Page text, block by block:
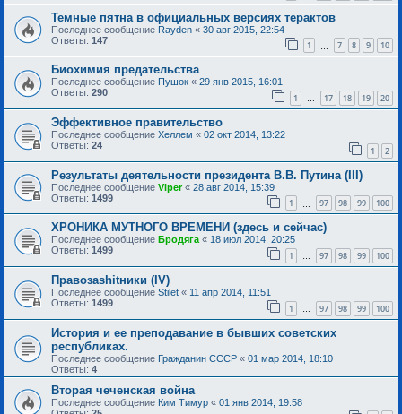
Темные пятна в официальных версиях терактов
Последнее сообщение Rayden « 30 авг 2015, 22:54
Ответы: 147 1 7 8 9 10
Биохимия предательства
Последнее сообщение Пушок « 29 янв 2015, 16:01
Ответы: 290 1 … 17 18 19 20
Эффективное правительство
Последнее сообщение Хеллем « 02 окт 2014, 13:22
Ответы: 24 1 2
Результаты деятельности президента В.В. Путина (III)
Последнее сообщение Viper« 28 авг 2014, 15:39
Ответы: 1499 1 97 98 99 100
ХРОНИКА МУТНОГО ВРЕМЕНИ (здесь и сейчас)
Последнее сообщение Бродяга « 18 июл 2014, 20:25
Ответы: 1499 1 … 97 98 99 100
Правозаshitники (IV)
Последнее сообщение Stilet « 11 апр 2014, 11:51
Ответы: 1499 1 … 97 98 99 100
История и ее преподавание в бывших советских
республиках.
Последнее сообщение Гражданин СССР « 01 мар 2014, 18:10
Ответы: 4
Вторая чеченская война
Последнее сообщение Ким Тимур « 01 янв 2014, 19:58